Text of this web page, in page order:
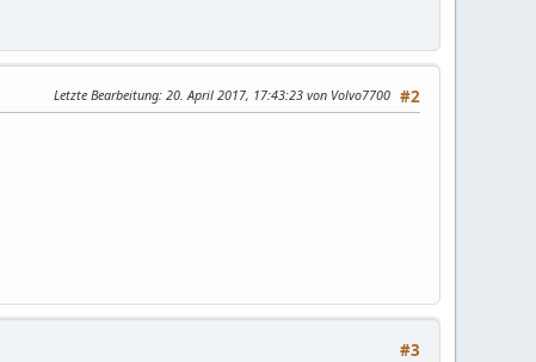
#2
Letzte Bearbeitung: 20. April 2017, 17:43:23 von Volvo7700
#3